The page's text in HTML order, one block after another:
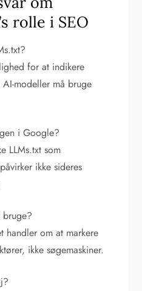
rolle i SEO
for at indikere
modeller må bruge
i Google?
LLMs.txt som
ikke sideres
bruge?
om at markere
ikke søgemaskiner.